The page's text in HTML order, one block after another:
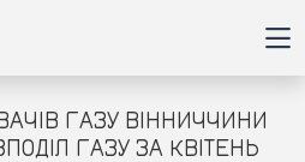
ГАЗУ ВІННИЧЧИНИ
ГАЗУ ЗА КВІТЕНЬ